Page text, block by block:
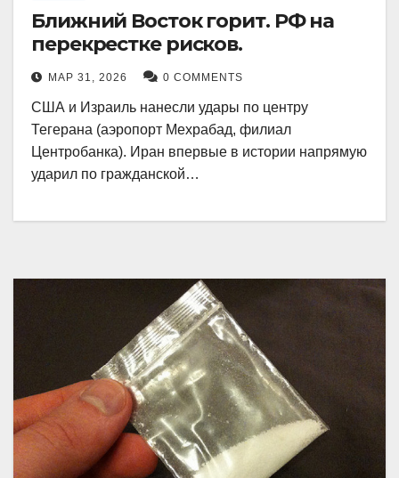
Ближний Восток горит. РФ на
перекрестке рисков.
МАР 31, 2026 0 COMMENTS
США и Израиль нанесли удары по центру
Тегерана (аэропорт Мехрабад, филиал
Центробанка). Иран впервые в истории напрямую
ударил по гражданской…